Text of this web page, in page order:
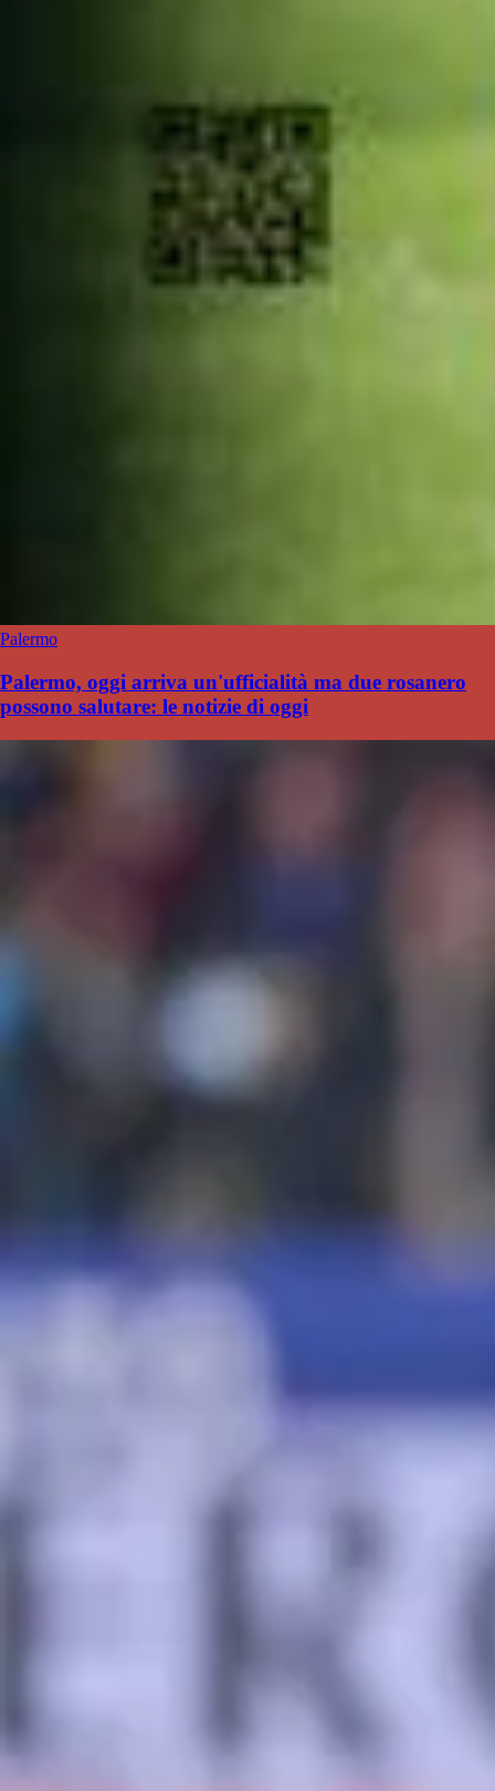
Palermo
Palermo, oggi arriva un'ufficialità ma due rosanero
possono salutare: le notizie di oggi